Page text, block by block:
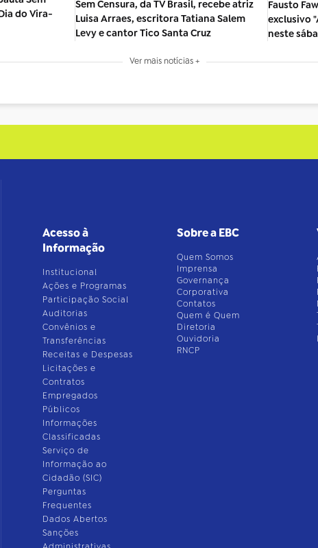
do Vira-
Sem Censura, da TV Brasil, recebe atriz
Luisa Arraes, escritora Tatiana Salem
Levy e cantor Tico Santa Cruz
Fausto
exclusivo
neste
Ver mais notícias +
Acesso à
Informação
Institucional
Ações e Programas
Participação Social
Auditorias
Convênios e
Transferências
Receitas e Despesas
Licitações e
Contratos
Empregados
Públicos
Informações
Classificadas
Serviço de
Informação ao
Cidadão (SIC)
Perguntas
Frequentes
Dados Abertos
Sanções
Sobre a EBC
Quem Somos
Imprensa
Governança
Corporativa
Contatos
Quem é Quem
Diretoria
Ouvidoria
RNCP